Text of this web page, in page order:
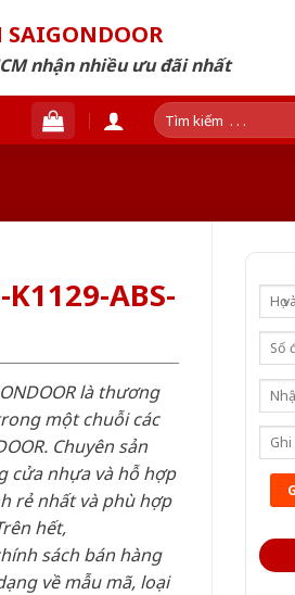
SAIGONDOOR
nhận nhiều ưu đãi nhất
Tìm
kiếm:
K1129-ABS-
là thương
một chuỗi các
Chuyên sản
cửa nhựa và hỗ hợp
rẻ nhất và phù hợp
hết,
sách bán hàng
về mẫu mã, loại